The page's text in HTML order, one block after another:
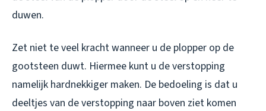
duwen.
Zet niet te veel kracht wanneer u de plopper op de
gootsteen duwt. Hiermee kunt u de verstopping
namelijk hardnekkiger maken. De bedoeling is dat u
deeltjes van de verstopping naar boven ziet komen